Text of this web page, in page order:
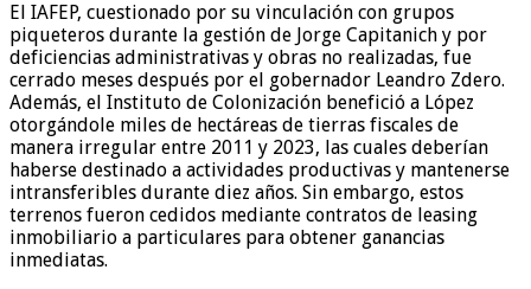
El IAFEP, cuestionado por su vinculación con grupos
piqueteros durante la gestión de Jorge Capitanich y por
deficiencias administrativas y obras no realizadas, fue
cerrado meses después por el gobernador Leandro Zdero.
Además, el Instituto de Colonización benefició a López
otorgándole miles de hectáreas de tierras fiscales de
manera irregular entre 2011 y 2023, las cuales deberían
haberse destinado a actividades productivas y mantenerse
intransferibles durante diez años. Sin embargo, estos
terrenos fueron cedidos mediante contratos de leasing
inmobiliario a particulares para obtener ganancias
inmediatas.